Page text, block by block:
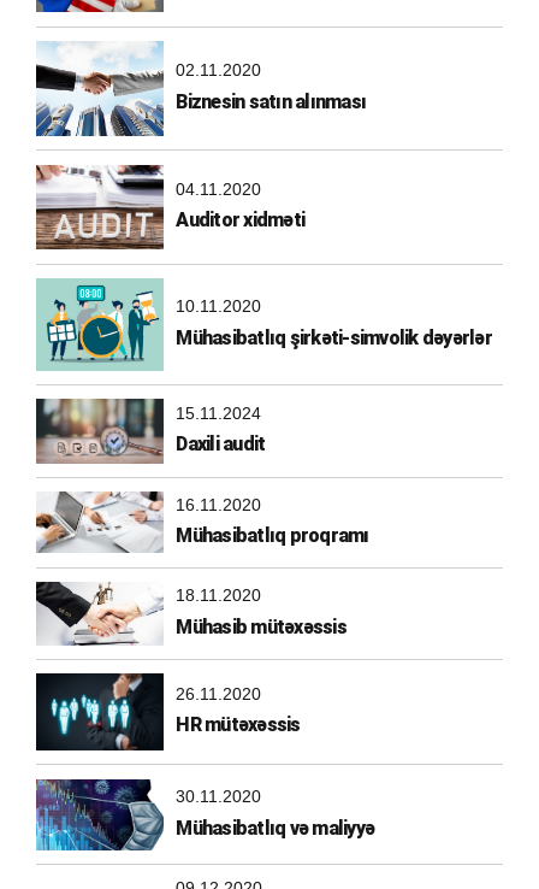
02.11.2020
Biznesin satın alınması
04.11.2020
Auditor xidməti
10.11.2020
Mühasibatlıq şirkəti-simvolik dəyərlər
15.11.2024
Daxili audit
16.11.2020
Mühasibatlıq proqramı
18.11.2020
Mühasib mütəxəssis
26.11.2020
HR mütəxəssis
30.11.2020
Mühasibatlıq və maliyyə